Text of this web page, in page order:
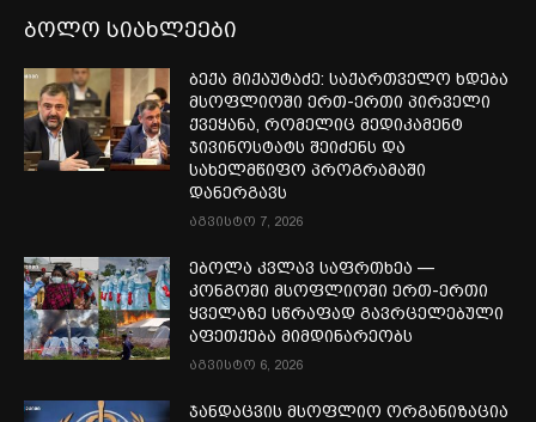
ბოლო სიახლეები
ბექა მიქაუტაძე: საქართველო ხდება
მსოფლიოში ერთ-ერთი პირველი
ქვეყანა, რომელიც მედიკამენტ
ჯივინოსტატს შეიძენს და
სახელმწიფო პროგრამაში
დანერგავს
აგვისტო 7, 2026
ებოლა კვლავ საფრთხეა —
კონგოში მსოფლიოში ერთ-ერთი
ყველაზე სწრაფად გავრცელებული
აფეთქება მიმდინარეობს
აგვისტო 6, 2026
ჯანდაცვის მსოფლიო ორგანიზაცია